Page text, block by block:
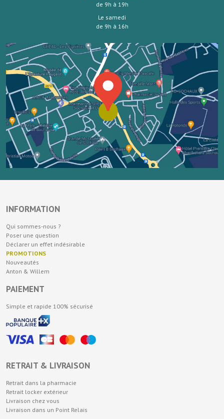
de 9h à 19h
Le samedi
de 9h à 16h
INFORMATION
Qui sommes-nous ?
Poser une question
Déclarer un effet indésirable
PROMOTIONS
Nouveautés
Anton & Willem
PAIEMENT
Simple et rapide 100% sécurisé
RETRAIT & LIVRAISON
Retrait dans la pharmacie
Retrait locker extérieur
Livraison chez vous
Livraison dans un Point Relais